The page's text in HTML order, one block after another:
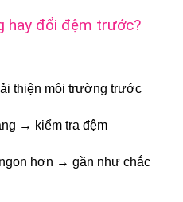
hay đổi đệm trước?
thiện môi trường trước
→ kiểm tra đệm
hơn → gần như chắc